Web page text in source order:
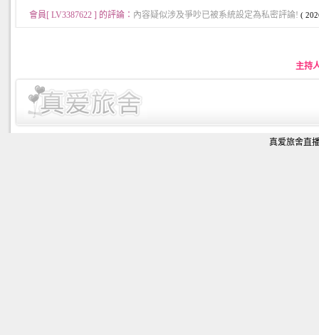
會員[ LV3387622 ] 的評論： 內容疑似涉及爭吵已被系統設定為私密評論! (
主持
真爱旅舍直